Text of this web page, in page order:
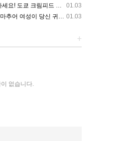
01.03
도쿄 크림피드 시엘에서
01.03
며 자위합니다. 그녀가 오르가즘에 도달하는 모습을 보세요?
+
이 없습니다.